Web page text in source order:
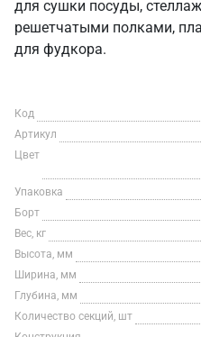
для сушки посуды,
решетчатыми полками,
для фудкора.
Код
Артикул
Цвет
Упаковка
Борт
Вес, кг
Высота, мм
Ширина, мм
Глубина, мм
Количество секций, шт